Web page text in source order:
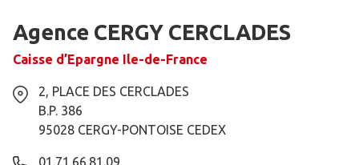
Agence CERGY CERCLADES
Caisse d’Epargne Ile-de-France
2, PLACE DES CERCLADES
B.P. 386
95028 CERGY-PONTOISE CEDEX
01.71.66.81.09